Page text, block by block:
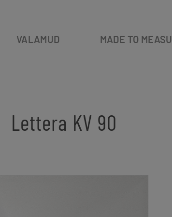
VALAMUD MADE TO
Lettera KV 90